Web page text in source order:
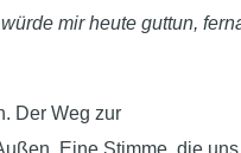
mir heute guttun,
Der Weg zur